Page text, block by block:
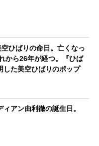
ひばりの命日。亡くなっ
から26年が経つ。『ひば
した美空ひばりのポップ
アン由利徹の誕生日。